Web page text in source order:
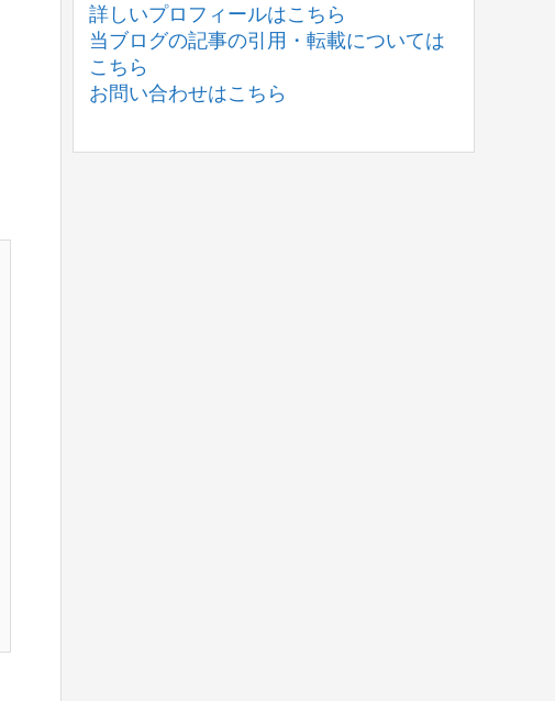
詳しいプロフィールはこちら
当ブログの記事の引用・転載については
こちら
お問い合わせはこちら